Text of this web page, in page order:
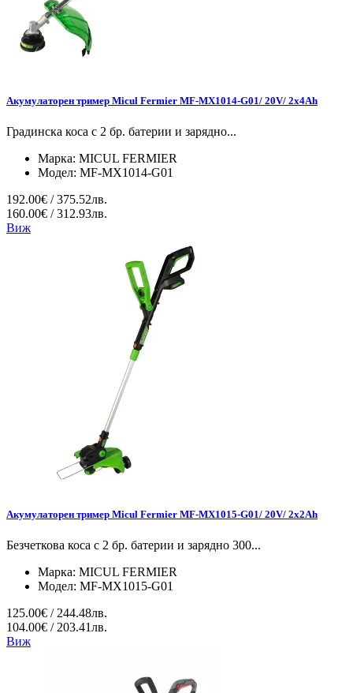
Акумулаторен тример Micul Fermier MF-MX1014-G01/ 20V/ 2x4Ah
Градинска коса с 2 бр. батерии и зарядно...
Марка: MICUL FERMIER
Модел: MF-MX1014-G01
192.00€ / 375.52лв.
160.00€ / 312.93лв.
Виж
Акумулаторен тример Micul Fermier MF-MX1015-G01/ 20V/ 2x2Ah
Безчеткова коса с 2 бр. батерии и зарядно 300...
Марка: MICUL FERMIER
Модел: MF-MX1015-G01
125.00€ / 244.48лв.
104.00€ / 203.41лв.
Виж